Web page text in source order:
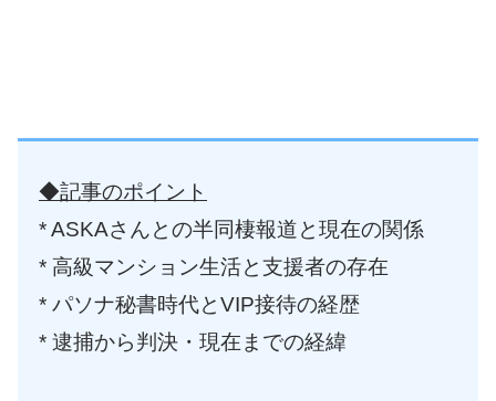
◆記事のポイント
* ASKAさんとの半同棲報道と現在の関係
* 高級マンション生活と支援者の存在
* パソナ秘書時代とVIP接待の経歴
* 逮捕から判決・現在までの経緯